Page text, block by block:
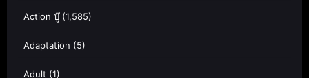
Action บู๊(1,585)
Adaptation (5)
Adult (1)